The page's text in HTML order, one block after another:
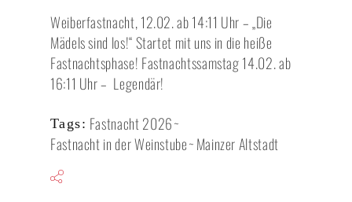
Weiberfastnacht, 12.02. ab 14:11 Uhr – „Die
Mädels sind los!“ Startet mit uns in die heiße
Fastnachtsphase! Fastnachtssamstag 14.02. ab
16:11 Uhr – Legendär!
Tags: Fastnacht 2026
Fastnacht in der Weinstube Mainzer Altstadt